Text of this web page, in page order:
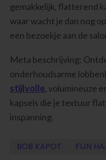
gemakkelijk, flatterend
waar wacht je dan nog
een bezoekje aan de
Meta beschrijving:
onderhoudsarme
stijlvolle, volumineuze
kapsels die je textuur
inspanning.
BOB KAPOT FIJN